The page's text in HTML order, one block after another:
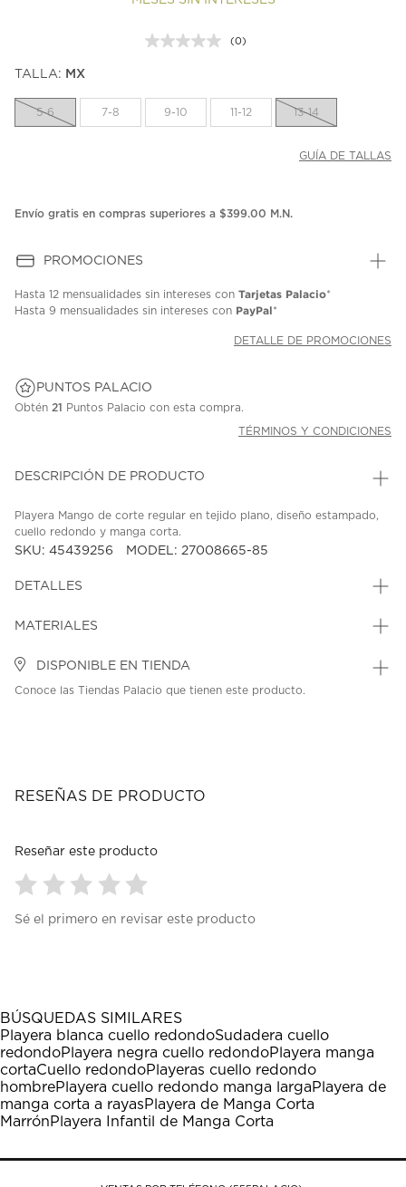
Sin
la
misma
(0)
TALLA: MX
5-6 7-8 9-10 11-12 13-14
GUÍA DE TALLAS
Envío gratis en compras superiores a $399.00 M.N.
PROMOCIONES
Hasta 12 mensualidades sin intereses con Tarjetas Palacio*
Hasta 9 mensualidades sin intereses con PayPal*
DETALLE DE PROMOCIONES
PUNTOS PALACIO
Obtén 21 Puntos Palacio con esta compra.
TÉRMINOS Y CONDICIONES
DESCRIPCIÓN DE PRODUCTO
Playera Mango de corte regular en tejido plano, diseño estampado,
cuello redondo y manga corta.
SKU: 45439256 MODEL: 27008665-85
DETALLES
MATERIALES
DISPONIBLE EN TIENDA
Conoce las Tiendas Palacio que tienen este producto.
RESEÑAS DE PRODUCTO
Reseñar este producto
para
1
estrella
Esta
acción
abrirá
el
formulario
de
para
estrellas.
Esta
acción
abrirá
el
formulario
de
para
estrellas.
Esta
acción
abrirá
el
formulario
de
para
estrellas.
Esta
acción
abrirá
el
formulario
de
para
estrellas.
Esta
acción
abrirá
el
formulario
de
Sé el primero en revisar este producto
BÚSQUEDAS SIMILARES
Playera blanca cuello redondoSudadera cuello
redondoPlayera negra cuello redondoPlayera manga
cortaCuello redondoPlayeras cuello redondo
hombrePlayera cuello redondo manga largaPlayera de
manga corta a rayasPlayera de Manga Corta
MarrónPlayera Infantil de Manga Corta